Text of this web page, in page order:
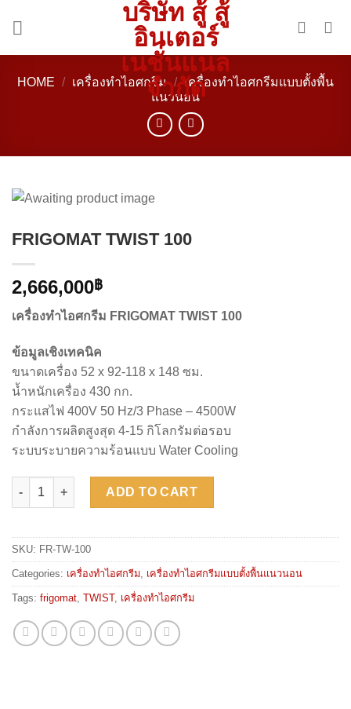
บริษัท สู้ สู้
อินเตอร์
เนชั่นแนล
จำกัด
HOME / เครื่องทำไอศกรีม / เครื่องทำไอศกรีมแบบตั้งพื้น
แนวนอน
FRIGOMAT TWIST 100
2,666,000฿
เครื่องทำไอศกรีม FRIGOMAT TWIST 100
ข้อมูลเชิงเทคนิค
ขนาดเครื่อง 52 x 92-118 x 148 ซม.
น้ำหนักเครื่อง 430 กก.
กระแสไฟ 400V 50 Hz/3 Phase – 4500W
กำลังการผลิตสูงสุด 4-15 กิโลกรัมต่อรอบ
ระบบระบายความร้อนแบบ Water Cooling
FRIGOMAT TWIST 100 quantity
ADD TO CART
SKU: FR-TW-100
Categories: เครื่องทำไอศกรีม เครื่องทำไอศกรีมแบบตั้งพื้นแนวนอน
Tags: frigomat TWIST, เครื่องทำไอศกรีม